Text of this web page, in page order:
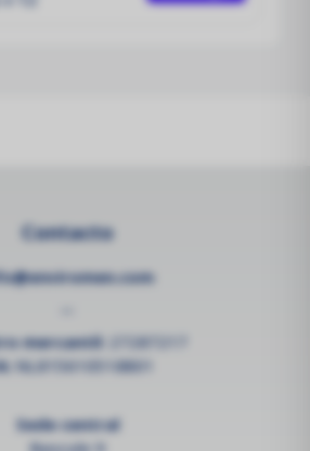
Contacto
mercantil: 27287217
NL815610518B01
Sede central